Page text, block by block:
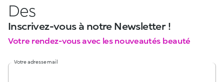
Des
Inscrivez-vous à notre Newsletter !
Votre rendez-vous avec les nouveautés beauté
Votre adresse mail